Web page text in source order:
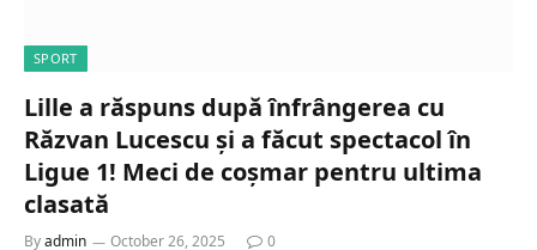
SPORT
Lille a răspuns după înfrângerea cu
Răzvan Lucescu și a făcut spectacol în
Ligue 1! Meci de coșmar pentru ultima
clasată
Byadmin October 26, 2025 0